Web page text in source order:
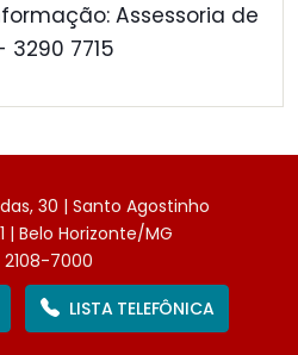
Assessoria de
7715
30 | Santo Agostinho
| Belo Horizonte/MG
2108-7000
LISTA TELEFÔNICA